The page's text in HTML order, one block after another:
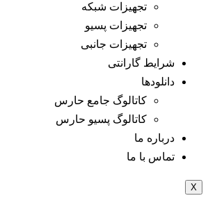
تجهیزات شبکه
تجهیزات پسیو
تجهیزات جانبی
شرایط گارانتی
دانلود‌ها
کاتالوگ جامع حارس
کاتالوگ پسیو حارس
درباره ما
تماس با ما
X